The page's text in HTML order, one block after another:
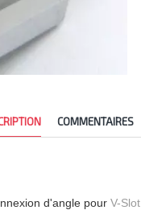
COMMENTAIRES
d'angle pour V-Slot